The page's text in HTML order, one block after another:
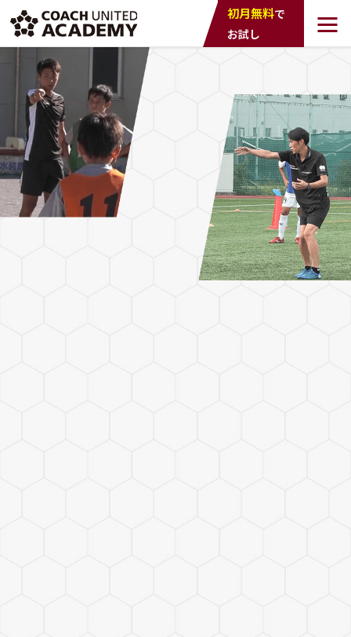
COACH UNTED
ACADEMY
初月無料で
お試し